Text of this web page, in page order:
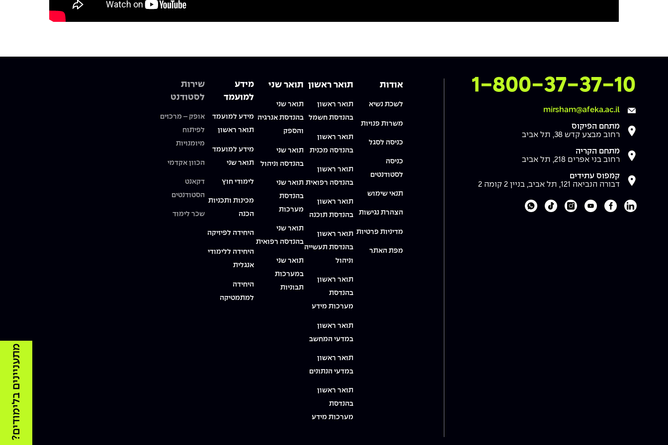
Mute Settings
צרו איתנו קשר
1-800-37-37-10
mirsham@afeka.ac.il
מתחם הפיקוס
רחוב מבצע קדש 38, תל אביב
מתחם הקריה
רחוב בני אפרים 218, תל אביב
קמפוס עתידים
דבורה הנביאה 121, תל אביב, בניין 2 קומה 2
לעמוד הלינקדאין של מכללת אפקה
לעמוד הפייסבוק של מכללת אפקה
לעמוד היוטיוב של מכללת אפקה
לעמוד האינסטגרם של מכללת אפקה
לעמוד הטיקטוק של מכללת אפקה
לוואטסאפ של מכללת אפקה
אודות
לשכת נשיא
משרות פנויות
כניסה לסגל
כניסה
לסטודנטים
תנאי שימוש
הצהרת נגישות
מדיניות פרטיות
מפת האתר
תואר ראשון
תואר ראשון
בהנדסת חשמל
תואר ראשון
בהנדסה מכנית
תואר ראשון
בהנדסה רפואית
תואר ראשון
בהנדסת תוכנה
תואר ראשון
בהנדסת תעשייה
וניהול
תואר ראשון
בהנדסת
מערכות מידע
תואר ראשון
במדעי המחשב
תואר ראשון
במדעי הנתונים
תואר ראשון
בהנדסת
מערכות מידע
תואר שני
תואר שני
בהנדסת אנרגיה
והספק
תואר שני
בהנדסה וניהול
תואר שני
בהנדסת
מערכות
תואר שני
בהנדסה רפואית
תואר שני
במערכות
תבוניות
מידע
למועמד
מידע למועמד
תואר ראשון
מידע למועמד
תואר שני
לימודי חוץ
מכינות ותכניות
הכנה
היחידה לפיזיקה
היחידה ללימודי
אנגלית
היחידה
למתמטיקה
שירות
לסטודנט
אופק – מרכזים
לפיתוח
מיומנויות
הכוון אקדמי
דקאנט
הסטודנטים
שכר לימוד
מתעניינים בלימודים?